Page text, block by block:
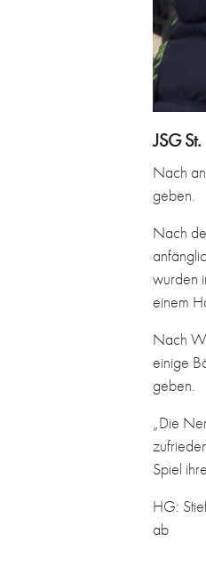
JSG
Nach
geben.
Nach
wurden
einem
Nach
einige
geben.
„Die
Spiel
HG:
ab